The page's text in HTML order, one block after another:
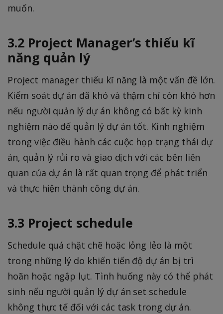
muốn.
3.2 Project Manager’s thiếu kĩ
năng quản lý
Project manager thiếu kĩ năng là một vấn đề lớn.
Kiểm soát dự án đã khó và thậm chí còn khó hơn
nếu người quản lý dự án không có bất kỳ kinh
nghiệm nào để quản lý dự án tốt. Kinh nghiệm
trong việc điều hành các cuộc họp trạng thái dự
án, quản lý rủi ro và giao dịch với các bên liên
quan của dự án là rất quan trọng để phát triển
và thực hiện thành công dự án.
3.3 Project schedule
Schedule quá chặt chẽ hoặc lỏng lẻo là một
trong những lý do khiến tiến độ dự án bị trì
hoãn hoặc ngập lụt. Tình huống này có thể phát
sinh nếu người quản lý dự án set schedule
không thực tế đối với các task trong dự án.